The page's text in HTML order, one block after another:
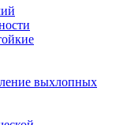
выхлопных